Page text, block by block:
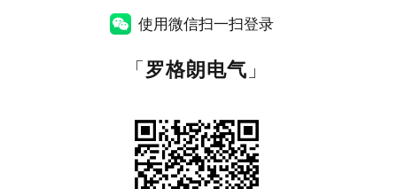
使用微信扫一扫登录
「罗格朗电气 」